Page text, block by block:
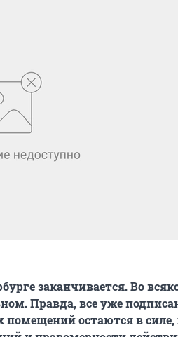
заканчивается. Во
Правда, все уже
остаются в силе,